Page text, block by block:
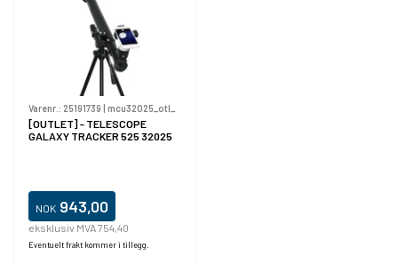
Varenr.: 25191739 | mcu32025_otl_
[OUTLET] - TELESCOPE
GALAXY TRACKER 525 32025
NOK 943,00
eksklusiv MVA 754,40
Eventuelt frakt kommer i tillegg.